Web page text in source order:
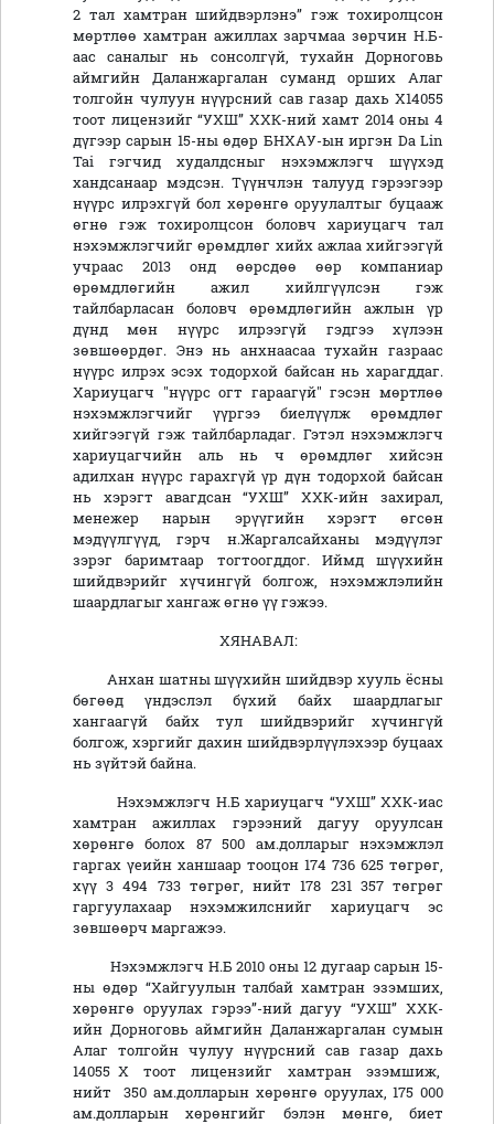
2 тал хамтран шийдвэрлэнэ” гэж тохиролцсон
мөртлөө хамтран ажиллах зарчмаа зөрчин Н.Б-
аас саналыг нь сонсолгүй, тухайн Дорноговь
аймгийн Даланжаргалан суманд орших Алаг
толгойн чулуун нүүрсний сав газар дахь X14055
тоот лицензийг “УХШ” ХХК-ний хамт 2014 оны 4
дүгээр сарын 15-ны өдөр БНХАУ-ын иргэн Da Lin
Tai гэгчид худалдсныг нэхэмжлэгч шүүхэд
хандсанаар мэдсэн. Түүнчлэн талууд гэрээгээр
нүүрс илрэхгүй бол хөрөнгө оруулалтыг буцааж
өгнө гэж тохиролцсон боловч хариуцагч тал
нэхэмжлэгчийг өрөмдлөг хийх ажлаа хийгээгүй
учраас 2013 онд өөрсдөө өөр компаниар
өрөмдлөгийн ажил хийлгүүлсэн гэж
тайлбарласан боловч өрөмдлөгийн ажлын үр
дүнд мөн нүүрс илрээгүй гэдгээ хүлээн
зөвшөөрдөг. Энэ нь анхнаасаа тухайн газраас
нүүрс илрэх эсэх тодорхой байсан нь харагддаг.
Хариуцагч "нүүрс огт гараагүй" гэсэн мөртлөө
нэхэмжлэгчийг үүргээ биелүүлж өрөмдлөг
хийгээгүй гэж тайлбарладаг. Гэтэл нэхэмжлэгч
хариуцагчийн аль нь ч өрөмдлөг хийсэн
адилхан нүүрс гарахгүй үр дүн тодорхой байсан
нь хэрэгт авагдсан “УХШ” ХХК-ийн захирал,
менежер нарын эрүүгийн хэрэгт өгсөн
мэдүүлгүүд, гэрч н.Жаргалсайханы мэдүүлэг
зэрэг баримтаар тогтоогддог. Иймд шүүхийн
шийдвэрийг хүчингүй болгож, нэхэмжлэлийн
шаардлагыг хангаж өгнө үү гэжээ.
ХЯНАВАЛ:
Анхан шатны шүүхийн шийдвэр хууль ёсны
бөгөөд үндэслэл бүхий байх шаардлагыг
хангаагүй байх тул шийдвэрийг хүчингүй
болгож, хэргийг дахин шийдвэрлүүлэхээр буцаах
нь зүйтэй байна.
Нэхэмжлэгч Н.Б хариуцагч “УХШ” ХХК-иас
хамтран ажиллах гэрээний дагуу оруулсан
хөрөнгө болох 87 500 ам.долларыг нэхэмжлэл
гаргах үеийн ханшаар тооцон 174 736 625 төгрөг,
хүү 3 494 733 төгрөг, нийт 178 231 357 төгрөг
гаргуулахаар нэхэмжилснийг хариуцагч эс
зөвшөөрч маргажээ.
Нэхэмжлэгч Н.Б 2010 оны 12 дугаар сарын 15-
ны өдөр “Хайгуулын талбай хамтран эзэмших,
хөрөнгө оруулах гэрээ”-ний дагуу “УХШ” ХХК-
ийн Дорноговь аймгийн Даланжаргалан сумын
Алаг толгойн чулуу нүүрсний сав газар дахь
14055 Х тоот лицензийг хамтран эзэмшиж,
нийт 350 ам.долларын хөрөнгө оруулах, 175 000
ам.долларын хөрөнгийг бэлэн мөнгө, биет